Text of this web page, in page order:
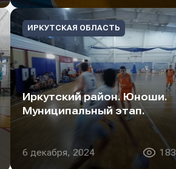
ИРКУТСКАЯ ОБЛАСТЬ
Иркутский район. Юноши.
Муниципальный этап.
6 декабря, 2024 183